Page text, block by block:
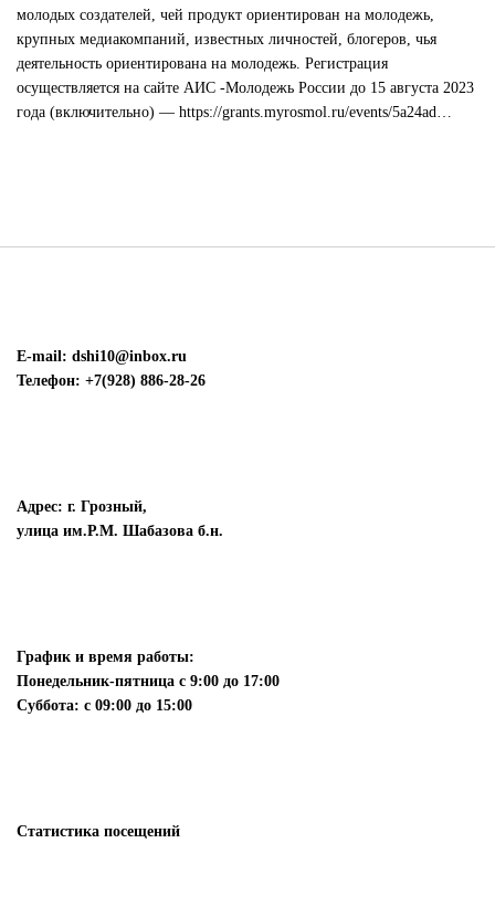
молодых создателей, чей продукт ориентирован на молодежь,
крупных медиакомпаний, известных личностей, блогеров, чья
деятельность ориентирована на молодежь. Регистрация
осуществляется на сайте АИС -Молодежь России до 15 августа 2023
года (включительно) — https://grants.myrosmol.ru/events/5a24ad…
E-mail: dshi10@inbox.ru
Телефон: +7(928) 886-28-26
Адрес: г. Грозный,
улица им.Р.М. Шабазова б.н.
График и время работы:
Понедельник-пятница с 9:00 до 17:00
Суббота: с 09:00 до 15:00
Статистика посещений